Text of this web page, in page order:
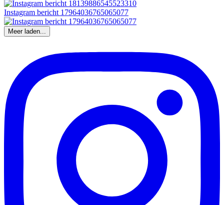
Instagram bericht 17964036765065077
Meer laden...